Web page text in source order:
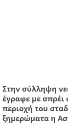
Στην σύλληψη
έγραφε με σπρέι
περιοχή του
ξημερώματα η